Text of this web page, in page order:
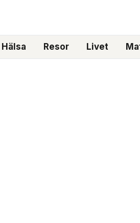
Hälsa Resor Livet